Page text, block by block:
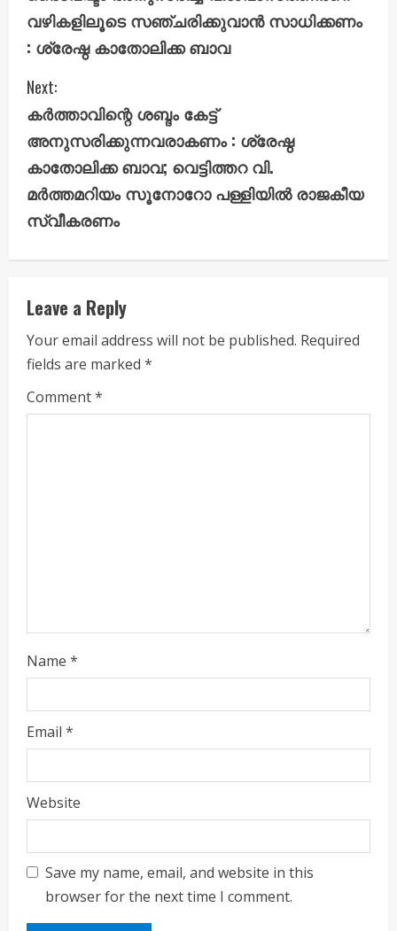
o
n
t
i
n
u
e
R
e
a
d
i
വഴികളിലൂടെ സഞ്ചരിക്കുവാൻ സാധിക്കണം
: ശ്രേഷ്ഠ കാതോലിക്ക ബാവ
Next:
കർത്താവിന്റെ ശബ്ദം കേട്ട്
അനുസരിക്കുന്നവരാകണം : ശ്രേഷ്ഠ
കാതോലിക്ക ബാവ; വെട്ടിത്തറ വി.
മർത്തമറിയം സൂനോറോ പള്ളിയിൽ രാജകീയ
സ്വീകരണം
Leave a Reply
Your email address will not be published. Required
fields are marked *
Comment*
Name *
Email *
Website
Save my name, email, and website in this
browser for the next time I comment.